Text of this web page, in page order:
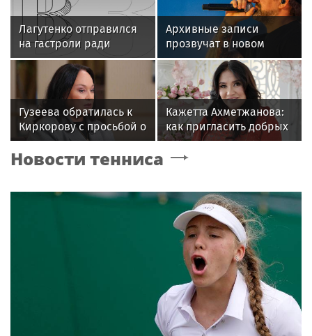
Лагутенко отправился
на гастроли ради
ремонта сгоревшего
особняка в США
Архивные записи
прозвучат в новом
фильме о Басте
Гузеева обратилась к
Киркорову с просьбой о
помощи собакам в
Болгарии
Кажетта Ахметжанова:
как пригласить добрых
духов в новый дом
Новости тенниса